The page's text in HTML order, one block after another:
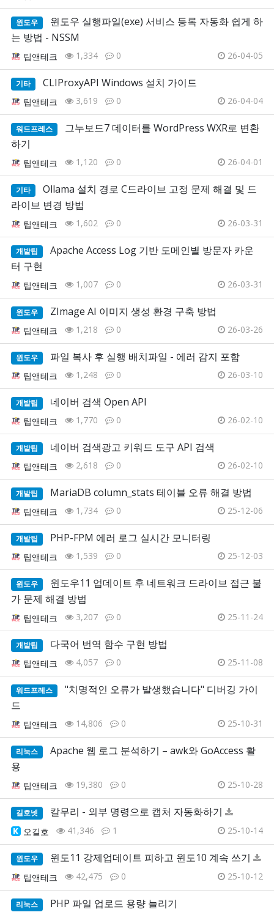
윈도우
윈도우 실행파일(exe) 서비스 등록 자동화 쉽게 하
는 방법 - NSSM
팁앤테크 1,334 0 26-04-05
기타 CLIProxyAPI Windows 설치 가이드
팁앤테크 3,619 0 26-04-04
워드프레스
그누보드7 데이터를 WordPress WXR로 변환
하기
팁앤테크 1,120 0 26-04-01
기타
Ollama 설치 경로 C드라이브 고정 문제 해결 및 드
라이브 변경 방법
팁앤테크 1,602 0 26-03-31
개발팁
Apache Access Log 기반 도메인별 방문자 카운
터 구현
팁앤테크 1,007 0 26-03-31
윈도우 ZImage AI 이미지 생성 환경 구축 방법
팁앤테크 1,218 0 26-03-26
윈도우 파일 복사 후 실행 배치파일 - 에러 감지 포함
팁앤테크 1,248 0 26-03-10
개발팁 네이버 검색 Open API
팁앤테크 1,770 0 26-02-10
개발팁 네이버 검색광고 키워드 도구 API 검색
팁앤테크 2,618 0 26-02-10
개발팁 MariaDB column_stats 테이블 오류 해결 방법
팁앤테크 1,734 0 25-12-06
개발팁 PHP-FPM 에러 로그 실시간 모니터링
팁앤테크 1,539 0 25-12-03
윈도우
윈도우11 업데이트 후 네트워크 드라이브 접근 불
가 문제 해결 방법
팁앤테크 3,207 0 25-11-24
개발팁 다국어 번역 함수 구현 방법
팁앤테크 4,057 0 25-11-08
워드프레스
"치명적인 오류가 발생했습니다" 디버깅 가이
드
팁앤테크 14,806 0 25-10-31
리눅스
Apache 웹 로그 분석하기 – awk와 GoAccess 활
용
팁앤테크 19,380 0 25-10-28
길호넷 칼무리 - 외부 명령으로 캡처 자동화하기
오길호 41,346 1 25-10-14
윈도우 윈도11 강제업데이트 피하고 윈도10 계속 쓰기
팁앤테크 42,475 0 25-10-12
리눅스 PHP 파일 업로드 용량 늘리기